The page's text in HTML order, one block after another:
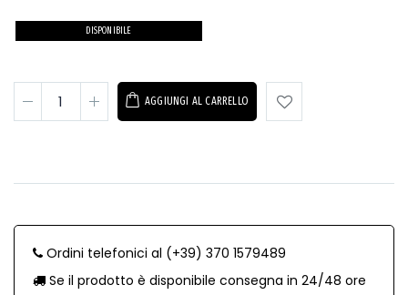
DISPONIBILE
AGGIUNGI AL CARRELLO
Ordini telefonici al (+39) 370 1579489
Se il prodotto è disponibile consegna in 24/48 ore